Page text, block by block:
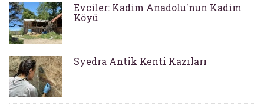
Evciler: Kadim Anadolu'nun Kadim
Köyü
Syedra Antik Kenti Kazıları